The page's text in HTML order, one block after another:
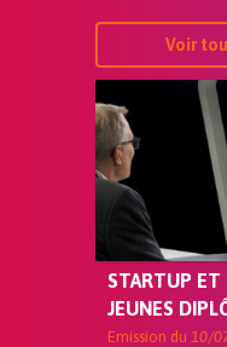
Voir
STARTUP ET
JEUNES
Emission du 10/